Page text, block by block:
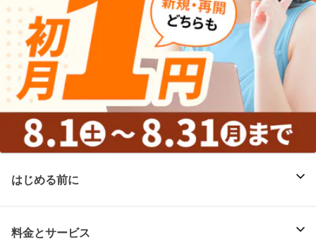
はじめる前に
料金とサービス